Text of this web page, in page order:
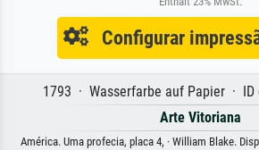
Configurar
1793 · Wasserfarbe auf Papier · ID
Arte Vitoriana
América. Uma profecia, placa 4, · William Blake.